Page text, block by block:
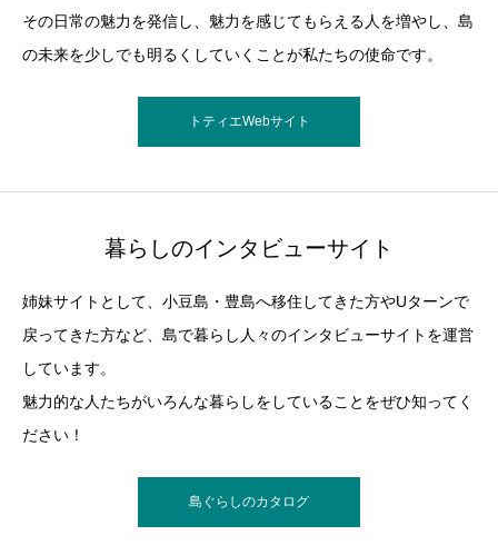
その日常の魅力を発信し、魅力を感じてもらえる人を増やし、島
の未来を少しでも明るくしていくことが私たちの使命です。
トティエWebサイト
暮らしのインタビューサイト
姉妹サイトとして、小豆島・豊島へ移住してきた方やUターンで
戻ってきた方など、島で暮らし人々のインタビューサイトを運営
しています。
魅力的な人たちがいろんな暮らしをしていることをぜひ知ってく
ださい！
島ぐらしのカタログ